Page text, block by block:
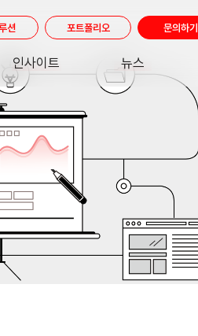
인사이트
INSIGHT
뉴스
NEWS
션 포트폴리오 문의하기